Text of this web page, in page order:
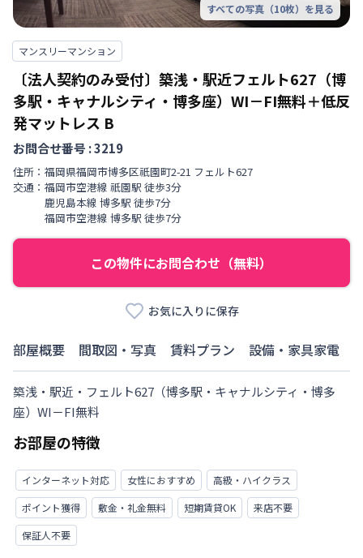
すべての写真（10枚）を見る
マンスリーマンション
〔法人契約のみ受付〕築浅・駅近フェルト627（博
多駅・キャナルシティ・博多座）WI－FI無料＋低反
発マットレス B
お問合せ番号 :3219
住所： 福岡県福岡市博多区祇園町2-21 フェルト627
交通： 福岡市空港線 祇園駅 徒歩3分
鹿児島本線 博多駅 徒歩7分
福岡市空港線 博多駅 徒歩7分
この物件にお問合わせ（無料）
お気に入りに保存
部屋概要 間取図・写真 賃料プラン 設備・家具家電
築浅・駅近・フェルト627（博多駅・キャナルシティ・博多
座）WI－FI無料
お部屋の特徴
インターネット対応 女性におすすめ
高級・ハイクラス
ポイント獲得
敷金・礼金無料 短期賃貸OK
来店不要
保証人不要